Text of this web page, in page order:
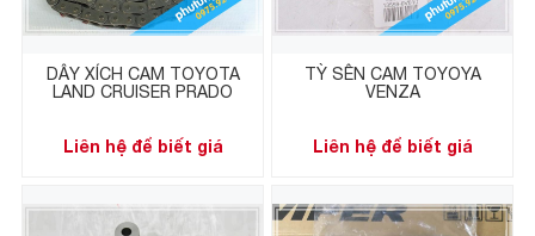
DÂY XÍCH CAM TOYOTA
LAND CRUISER PRADO
Liên hệ để biết giá
TỲ SÊN CAM TOYOYA
VENZA
Liên hệ để biết giá